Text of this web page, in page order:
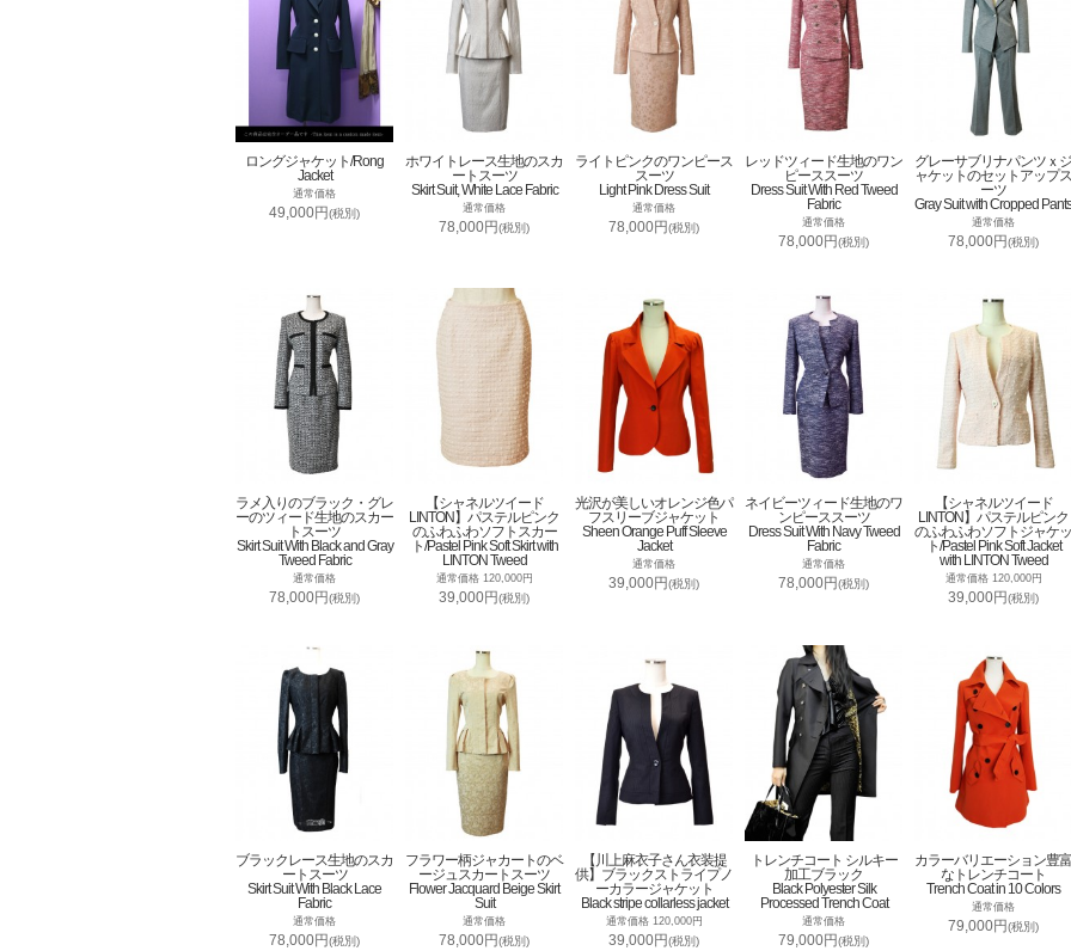
ロングジャケット/Rong
Jacket
通常価格
49,000円(税別)
ホワイトレース生地のスカ
ートスーツ
Skirt Suit, White Lace Fabric
通常価格
78,000円(税別)
ライトピンクのワンピース
スーツ
Light Pink Dress Suit
通常価格
78,000円(税別)
レッドツィード生地のワン
ピーススーツ
Dress Suit With Red Tweed
Fabric
通常価格
78,000円(税別)
グレーサブリナパンツｘジ
ャケットのセットアップス
ーツ
Gray Suit with Cropped Pants
通常価格
78,000円(税別)
ラメ入りのブラック・グレ
ーのツィード生地のスカー
トスーツ
Skirt Suit With Black and Gray
Tweed Fabric
通常価格
78,000円(税別)
【シャネルツイード
LINTON】パステルピンク
のふわふわソフトスカー
ト/Pastel Pink Soft Skirt with
LINTON Tweed
通常価格 120,000円
39,000円(税別)
光沢が美しいオレンジ色パ
フスリーブジャケット
Sheen Orange Puff Sleeve
Jacket
通常価格
39,000円(税別)
ネイビーツィード生地のワ
ンピーススーツ
Dress Suit With Navy Tweed
Fabric
通常価格
78,000円(税別)
【シャネルツイード
LINTON】パステルピンク
のふわふわソフトジャケッ
ト/Pastel Pink Soft Jacket
with LINTON Tweed
通常価格 120,000円
39,000円(税別)
ブラックレース生地のスカ
ートスーツ
Skirt Suit With Black Lace
Fabric
通常価格
78,000円(税別)
フラワー柄ジャカートのベ
ージュスカートスーツ
Flower Jacquard Beige Skirt
Suit
通常価格
78,000円(税別)
【川上麻衣子さん衣装提
供】ブラックストライプノ
ーカラージャケット
Black stripe collarless jacket
通常価格 120,000円
39,000円(税別)
トレンチコート シルキー
加工ブラック
Black Polyester Silk
Processed Trench Coat
通常価格
79,000円(税別)
カラーバリエーション豊富
なトレンチコート
Trench Coat in 10 Colors
通常価格
79,000円(税別)